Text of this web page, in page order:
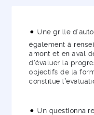
Une grille
également à
amont et en aval
d’évaluer la
objectifs de la
constitue
Un